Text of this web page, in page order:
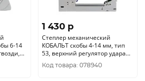
6-14
1 430 p
Степлер механический
КОБАЛЬТ скобы 4-14 мм, тип
53, верхний регулятор удара
240-652
Код товара: 078940